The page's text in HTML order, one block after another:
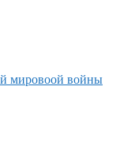
мировоой войны